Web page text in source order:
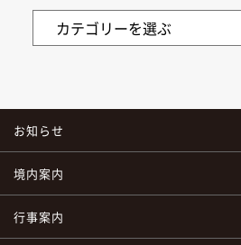
お知らせ
境内案内
行事案内